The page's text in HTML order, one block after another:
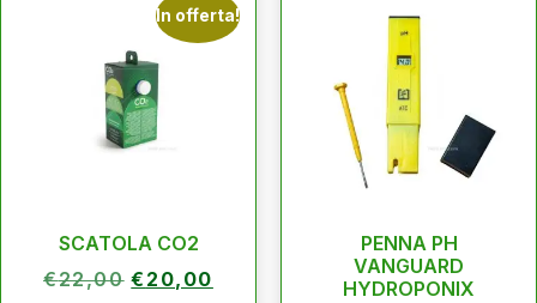
In offerta!
SCATOLA CO2
€22,00 € 20,00
PENNA PH
VANGUARD
HYDROPONIX